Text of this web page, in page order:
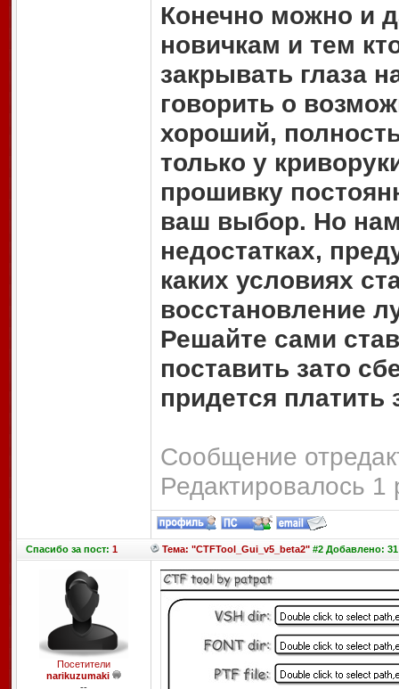
Конечно можно и
новичкам и тем
закрывать глаза
говорить о
хороший,
только у
прошивку
ваш выбор. Но
недостатках,
каких условиях
восстановление
Решайте сами
поставить зато
придется платить
Сообщение
Редактировалось 1
Спасибоза пост: 1 Тема: "CTFTool_Gui_v5_beta2"#2 Добавлено: 31
Посетители
narikuzumaki